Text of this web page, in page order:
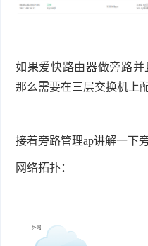
如果爱快路由器做旁路并
那么需要在三层交换机上
接着旁路管理ap讲解一下
网络拓扑：